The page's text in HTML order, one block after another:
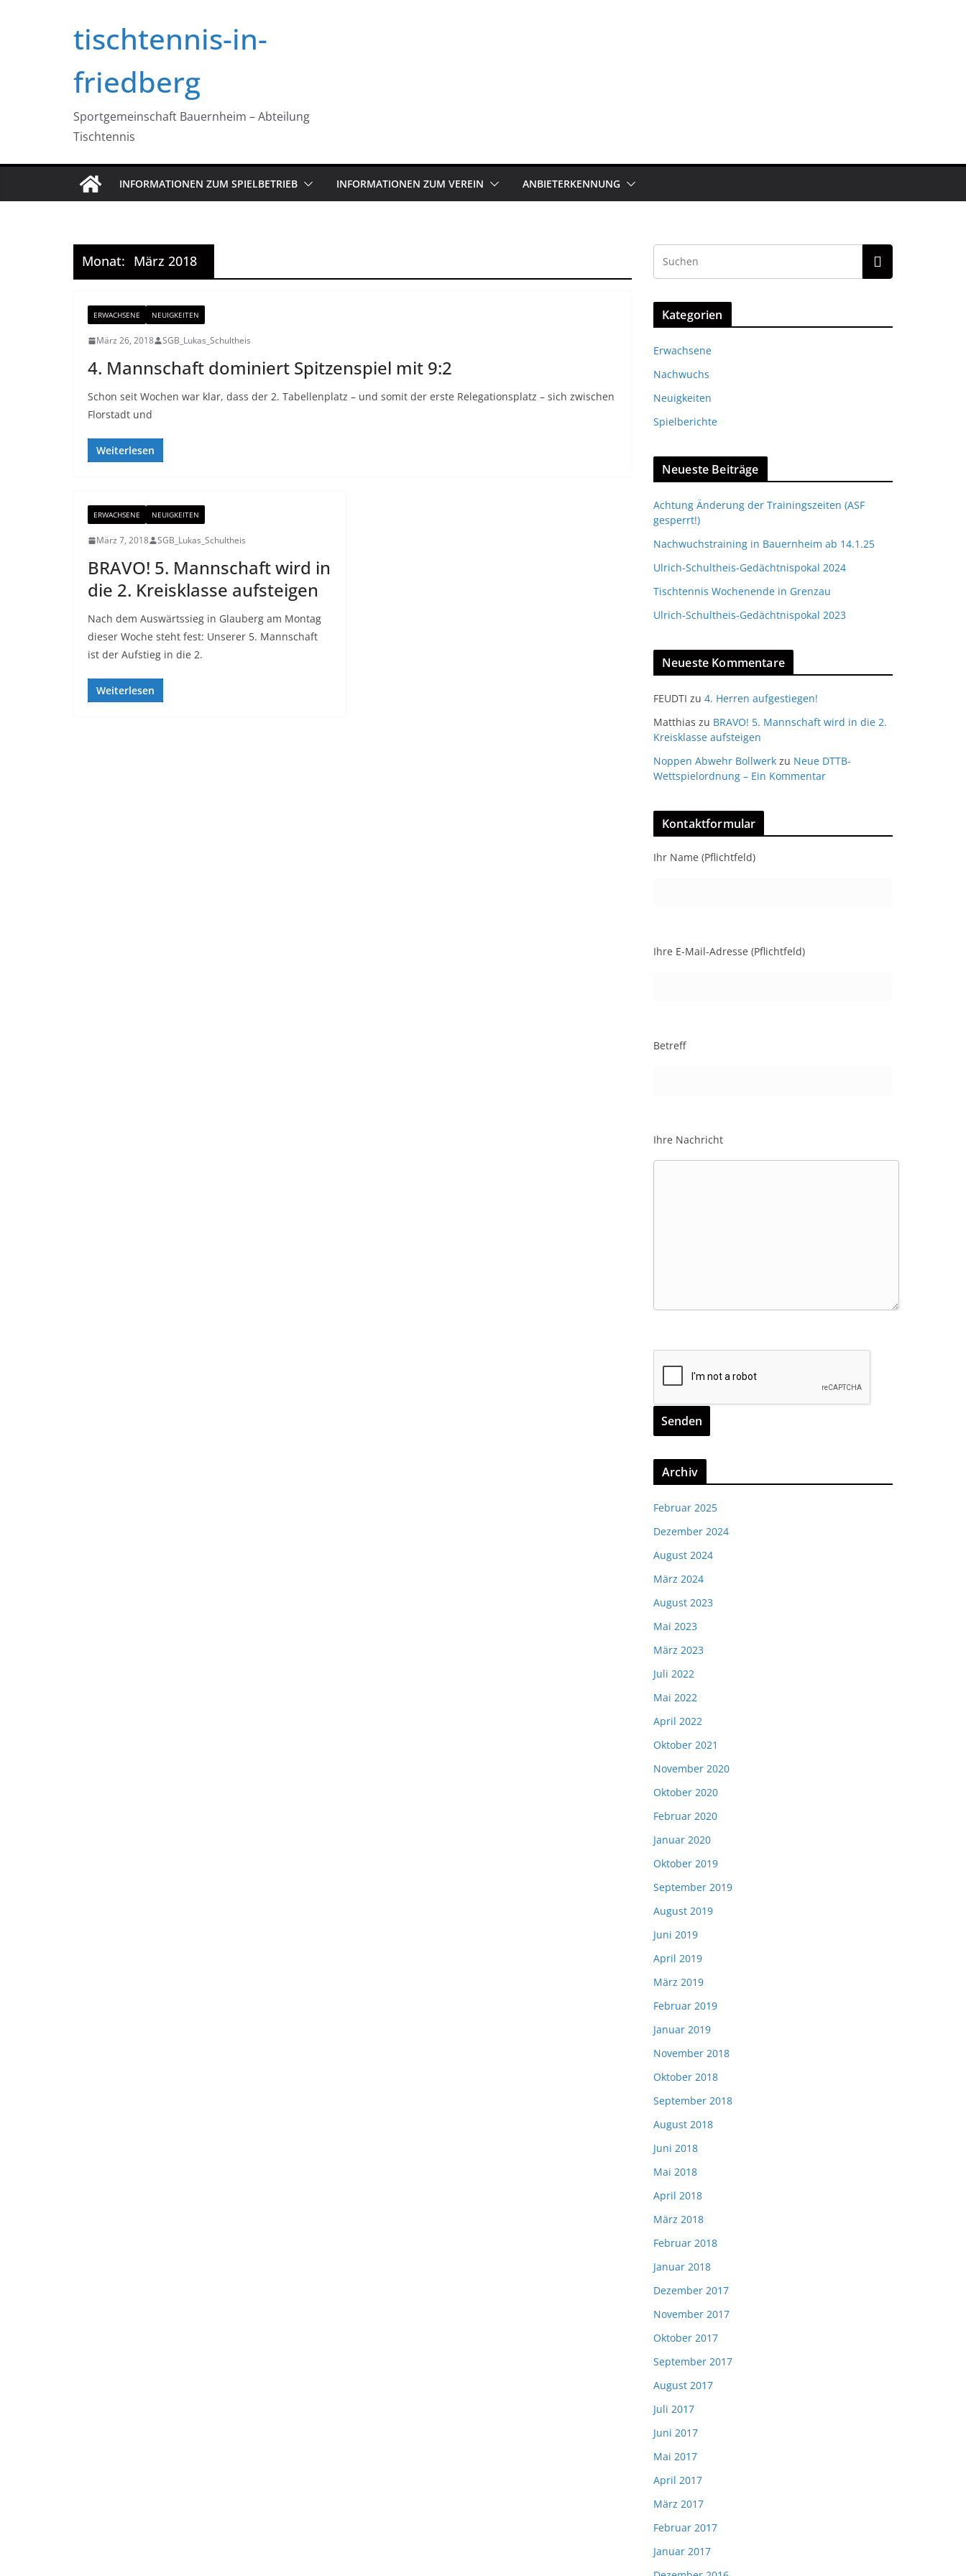
tischtennis-in-
friedberg
Sportgemeinschaft Bauernheim – Abteilung
Tischtennis
INFORMATIONEN ZUM SPIELBETRIEB INFORMATIONEN ZUM VEREIN ANBIETERKENNUNG
Monat: März 2018
ERWACHSENE NEUIGKEITEN
März 26, 2018 SGB_Lukas_Schultheis
4. Mannschaft dominiert Spitzenspiel mit 9:2
Schon seit Wochen war klar, dass der 2. Tabellenplatz – und somit der erste Relegationsplatz – sich zwischen
Florstadt und
Weiterlesen
ERWACHSENE NEUIGKEITEN
März 7, 2018 SGB_Lukas_Schultheis
BRAVO! 5. Mannschaft wird in
die 2. Kreisklasse aufsteigen
Nach dem Auswärtssieg in Glauberg am Montag
dieser Woche steht fest: Unserer 5. Mannschaft
ist der Aufstieg in die 2.
Weiterlesen
Kategorien
Erwachsene
Nachwuchs
Neuigkeiten
Spielberichte
Neueste Beiträge
Achtung Änderung der Trainingszeiten (ASF
gesperrt!)
Nachwuchstraining in Bauernheim ab 14.1.25
Ulrich-Schultheis-Gedächtnispokal 2024
Tischtennis Wochenende in Grenzau
Ulrich-Schultheis-Gedächtnispokal 2023
Neueste Kommentare
FEUDTI zu 4. Herren aufgestiegen!
Matthias zu BRAVO! 5. Mannschaft wird in die 2.
Kreisklasse aufsteigen
Noppen Abwehr Bollwerk zu Neue DTTB-
Wettspielordnung – Ein Kommentar
Kontaktformular
Ihr Name (Pflichtfeld)
Ihre E-Mail-Adresse (Pflichtfeld)
Betreff
Ihre Nachricht
Archiv
Februar 2025
Dezember 2024
August 2024
März 2024
August 2023
Mai 2023
März 2023
Juli 2022
Mai 2022
April 2022
Oktober 2021
November 2020
Oktober 2020
Februar 2020
Januar 2020
Oktober 2019
September 2019
August 2019
Juni 2019
April 2019
März 2019
Februar 2019
Januar 2019
November 2018
Oktober 2018
September 2018
August 2018
Juni 2018
Mai 2018
April 2018
März 2018
Februar 2018
Januar 2018
Dezember 2017
November 2017
Oktober 2017
September 2017
August 2017
Juli 2017
Juni 2017
Mai 2017
April 2017
März 2017
Februar 2017
Januar 2017